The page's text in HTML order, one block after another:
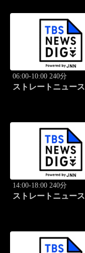
06:00-10:00 240分
ストレートニュース
14:00-18:00 240分
ストレートニュース